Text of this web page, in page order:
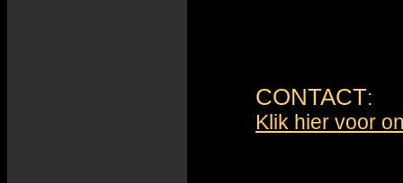
CONTACT:
Klik hier voor